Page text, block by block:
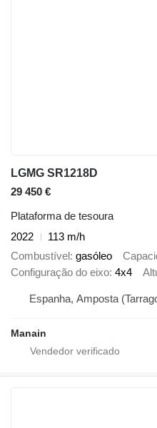
LGMG SR1218D
29 450 €
Plataforma de tesoura
2022
113 m/h
Combustível gasóleo
Configuração do eixo 4x4
Espanha, Amposta
Manain